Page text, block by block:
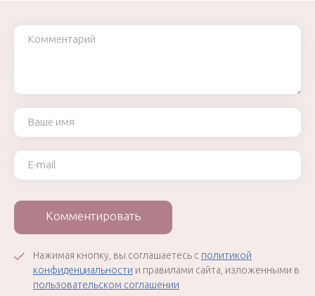
Комментарий
Ваше имя
Ваш e-mail
Комментировать
Нажимая кнопку, вы соглашаетесь с политикой
конфиденциальности и правилами сайта, изложенными в
пользовательском соглашении